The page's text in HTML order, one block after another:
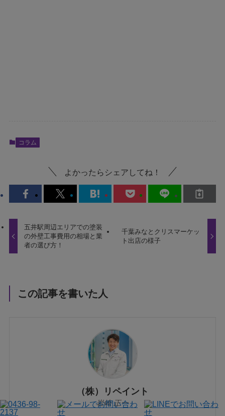
コラム
よかったらシェアしてね！
五井駅周辺エリアでの塗装
の外壁工事費用の相場と業
者の選び方！
千葉みなとクリスマーケッ
ト出店の様子
この記事を書いた人
（株）リペイント
岩崎 正一